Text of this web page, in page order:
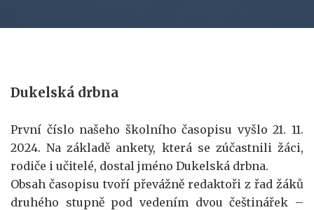
Dukelská drbna
První číslo našeho školního časopisu vyšlo 21. 11.
2024. Na základě ankety, která se zúčastnili žáci,
rodiče i učitelé, dostal jméno Dukelská drbna.
Obsah časopisu tvoří převážně redaktoři z řad žáků
druhého stupně pod vedením dvou češtinářek –